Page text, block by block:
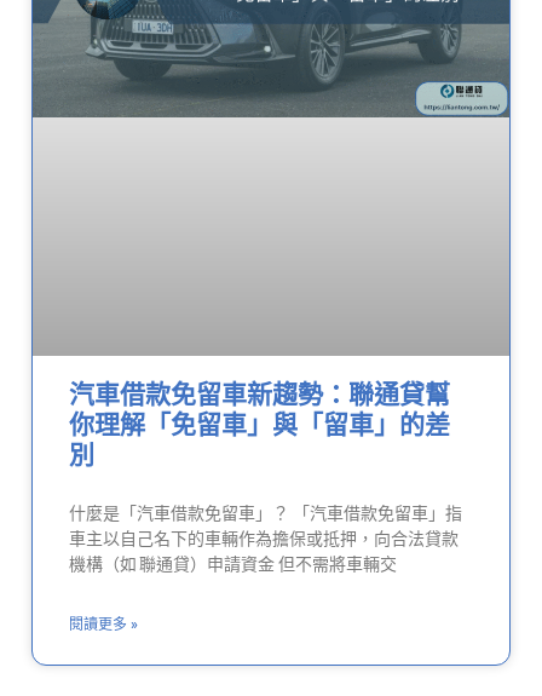
汽車借款免留車新趨勢：聯通貸幫
你理解「免留車」與「留車」的差
別
什麼是「汽車借款免留車」？ 「汽車借款免留車」指
車主以自己名下的車輛作為擔保或抵押，向合法貸款
機構（如 聯通貸）申請資金 但不需將車輛交
閱讀更多 »